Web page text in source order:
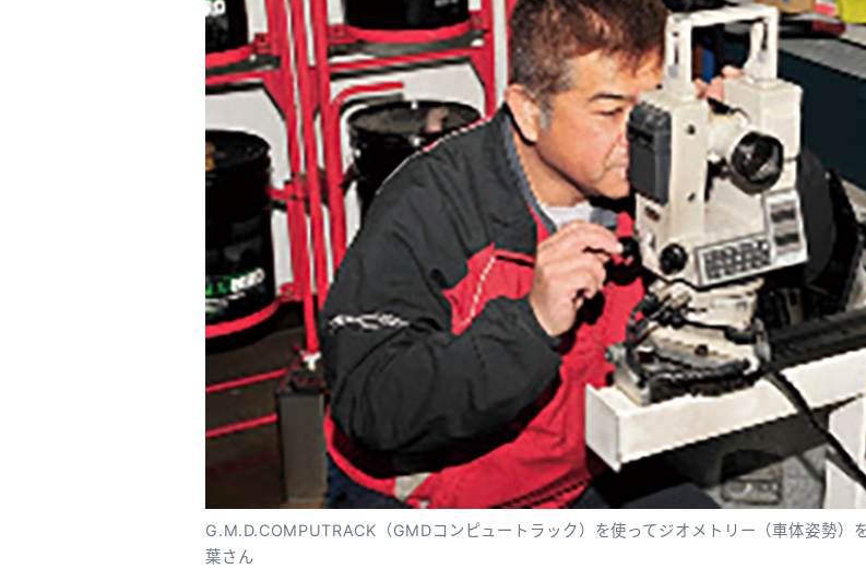
G.M.D.COMPUTRACK（GMDコンピュートラック）を使ってジオメトリー（車体姿勢）
葉さん